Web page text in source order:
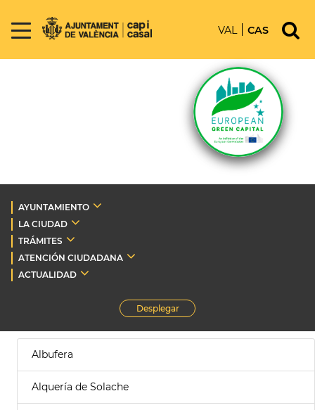
VAL CAS
AYUNTAMIENTO
LA CIUDAD
TRÁMITES
ATENCIÓN CIUDADANA
ACTUALIDAD
Desplegar
Albufera
Alquería de Solache